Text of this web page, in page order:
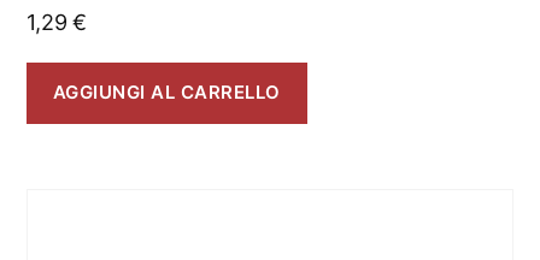
1,29€
AGGIUNGI AL CARRELLO